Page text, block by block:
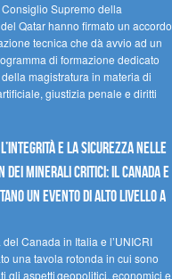
Consiglio Supremo della
Qatar hanno firmato un accordo
tecnica che dà avvio ad un
di formazione dedicato
magistratura in materia di
giustizia penale e diritti
e la sicurezza nelle
dei minerali critici: il Canada e
un evento di alto livello a
del Canada in Italia e l’UNICRI
una tavola rotonda in cui sono
gli aspetti geopolitici, economici e